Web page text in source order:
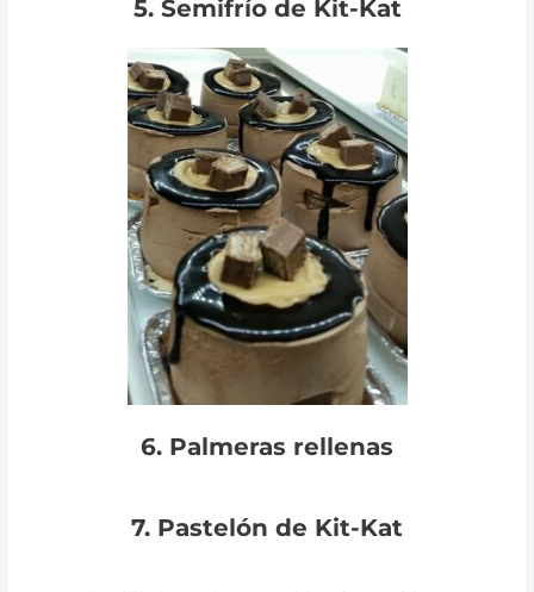
5. Semifrío de Kit-Kat
6. Palmeras rellenas
7. Pastelón de Kit-Kat